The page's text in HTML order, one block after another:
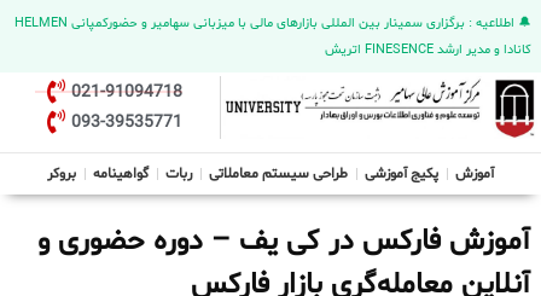
🔔 اطلاعیه : برگزاری سمینار بین المللی بازارهای مالی با میزبانی سهامیر و حضورکمپانی HELMEN
کانادا و مدیر ارشد FINESENCE اتریش
021-91094718
093-39535771
آموزش پکیج آموزشی طراحی سیستم معاملاتی ربات گواهینامه بروکر
آموزش فارکس در کی یف – دوره حضوری و
آنلاین معامله‌گری بازار فارکس